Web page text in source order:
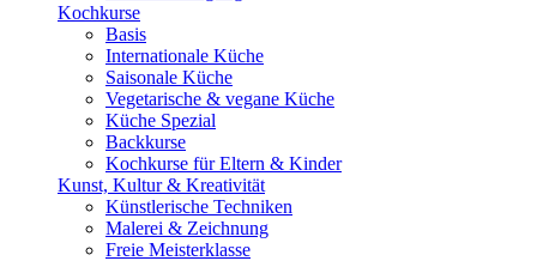
Kochkurse
Basis
Internationale Küche
Saisonale Küche
Vegetarische & vegane Küche
Küche Spezial
Backkurse
Kochkurse für Eltern & Kinder
Kunst, Kultur & Kreativität
Künstlerische Techniken
Malerei & Zeichnung
Freie Meisterklasse